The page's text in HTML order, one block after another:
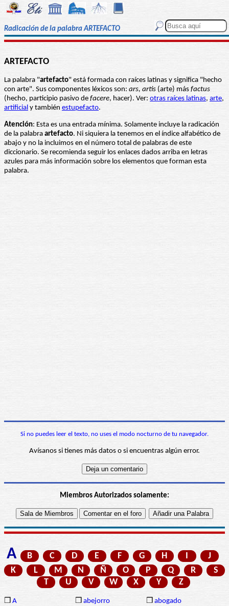
Radicación de la palabra ARTEFACTO
ARTEFACTO
La palabra "artefacto" está formada con raíces latinas y significa "hecho
con arte". Sus componentes léxicos son: ars, artis (arte) más factus
(hecho, participio pasivo de facere, hacer). Ver: otras raíces latinas, arte,
artificial y también estupefacto.
Atención: Esta es una entrada mínima. Solamente incluye la radicación
de la palabra artefacto. Ni siquiera la tenemos en el índice alfabético de
abajo y no la incluimos en el número total de palabras de este
diccionario. Se recomienda seguir los enlaces dados arriba en letras
azules para más información sobre los elementos que forman esta
palabra.
Si no puedes leer el texto, no uses el modo nocturno de tu navegador.
Avísanos si tienes más datos o si encuentras algún error.
Miembros Autorizados solamente:
A B C D E F G H I
J
K
L M N Ñ O P Q R
S
T
U V W X Y Z
❒ A ❒ abejorro ❒ abogado